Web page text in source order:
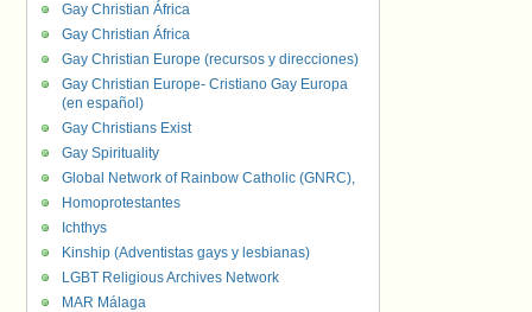
Gay Christian África
Gay Christian África
Gay Christian Europe (recursos y direcciones)
Gay Christian Europe- Cristiano Gay Europa
(en español)
Gay Christians Exist
Gay Spirituality
Global Network of Rainbow Catholic (GNRC),
Homoprotestantes
Ichthys
Kinship (Adventistas gays y lesbianas)
LGBT Religious Archives Network
MAR Málaga